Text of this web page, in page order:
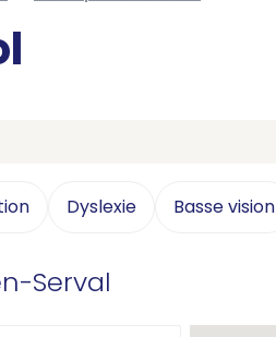
Dyslexie Basse vision
Serval